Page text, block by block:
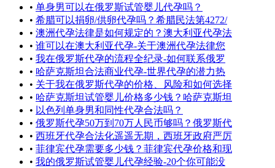
• 单身男可以在俄罗斯试管婴儿代孕吗？
• 希腊可以捐卵/供卵代孕吗？希腊民法第4272/
• 澳洲代孕法律是如何规定的？澳大利亚代孕法
• 谁可以在澳大利亚代孕-关于澳洲代孕法律您
• 我在俄罗斯代孕的流程全纪录-如何联系俄罗
• 哈萨克斯坦合法商业代孕-世界代孕的潜力热
• 关于我在俄罗斯代孕的价格、风险和如何选择
• 哈萨克斯坦试管婴儿价格多少钱？哈萨克斯坦
• 以色列单身男和同性代孕合法吗？
• 俄罗斯代孕50万到70万人民币够吗？俄罗斯代
• 西班牙代孕合法化遥遥无期，西班牙政府严厉
• 菲律宾代孕需要多少钱？菲律宾代孕价格和现
• 我的俄罗斯试管婴儿代孕经验-20个你可能没